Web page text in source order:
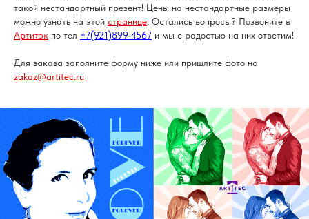
такой нестандартный презент! Цены на нестандартные размеры
можно узнать на этой странице. Остались вопросы? Позвоните в
Артитэк по тел +7(921)899-4567 и мы с радостью на них ответим!
Для заказа заполните форму ниже или пришлите фото на
zakaz@artitec.ru